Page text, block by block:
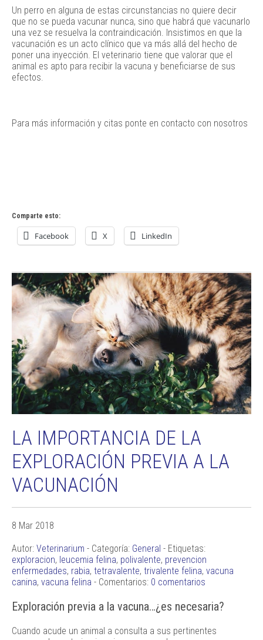
Un perro en alguna de estas circunstancias no quiere decir
que no se pueda vacunar nunca, sino que habrá que vacunarlo
una vez se resuelva la contraindicación. Insistimos en que la
vacunación es un acto clínico que va más allá del hecho de
poner una inyección. El veterinario tiene que valorar que el
animal es apto para recibir la vacuna y beneficiarse de sus
efectos.
Para más información y citas ponte en contacto con nosotros
Comparte esto:
Facebook X LinkedIn
LA IMPORTANCIA DE LA
EXPLORACIÓN PREVIA A LA
VACUNACIÓN
8 Mar 2018
Autor: Veterinarium - Categoría: General - Etiquetas:
exploracion, leucemia felina, polivalente, prevencion
enfermedades, rabia, tetravalente, trivalente felina, vacuna
canina, vacuna felina - Comentarios: 0 comentarios
Exploración previa a la vacuna…¿es necesaria?
Cuando acude un animal a consulta a sus pertinentes